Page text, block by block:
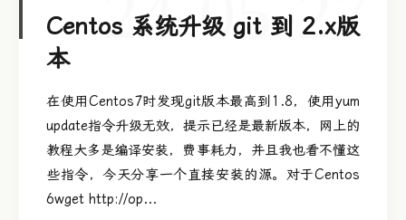
Centos 系统升级 git 到 2.x版
本
在使用Centos7时发现git版本最高到1.8，使用yum
update指令升级无效，提示已经是最新版本，网上的
教程大多是编译安装，费事耗力，并且我也看不懂这
些指令，今天分享一个直接安装的源。对于Centos
6wget http://op...